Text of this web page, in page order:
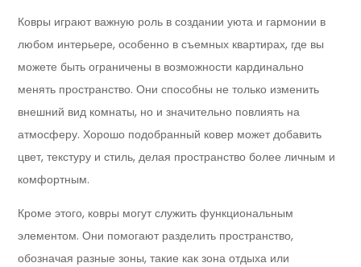
Ковры играют важную роль в создании уюта и гармонии в
любом интерьере, особенно в съемных квартирах, где вы
можете быть ограничены в возможности кардинально
менять пространство. Они способны не только изменить
внешний вид комнаты, но и значительно повлиять на
атмосферу. Хорошо подобранный ковер может добавить
цвет, текстуру и стиль, делая пространство более личным и
комфортным.
Кроме этого, ковры могут служить функциональным
элементом. Они помогают разделить пространство,
обозначая разные зоны, такие как зона отдыха или